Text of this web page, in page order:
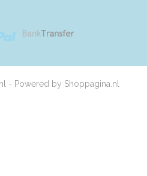
- Powered by Shoppagina.nl